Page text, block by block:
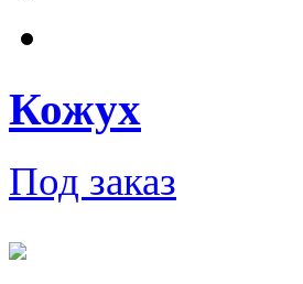
Кожух
Под заказ